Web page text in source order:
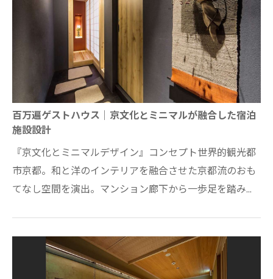
百万遍ゲストハウス｜京文化とミニマルが融合した宿泊
施設設計
『京文化とミニマルデザイン』コンセプト世界的観光都
市京都。和と洋のインテリアを融合させた京都流のおも
てなし空間を演出。マンション廊下から一歩足を踏み入